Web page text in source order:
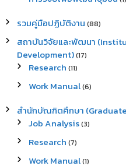
รวมคู่มือปฏิบัติงาน (88)
สถาบันวิจัยและพัฒนา
Development)(17)
Research (11)
Work Manual(6)
สำนักบัณฑิตศึกษา
Job Analysis(3)
Research (7)
Work Manual(1)